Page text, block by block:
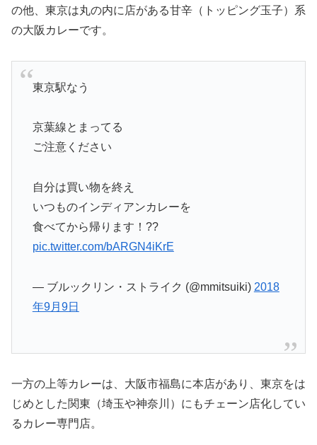
の他、東京は丸の内に店がある甘辛（トッピング玉子）系
の大阪カレーです。
東京駅なう
京葉線とまってる
ご注意ください
自分は買い物を終え
いつものインディアンカレーを
食べてから帰ります！??
pic.twitter.com/bARGN4iKrE
— ブルックリン・ストライク (@mmitsuiki) 2018
年9月9日
一方の上等カレーは、大阪市福島に本店があり、東京をは
じめとした関東（埼玉や神奈川）にもチェーン店化してい
るカレー専門店。